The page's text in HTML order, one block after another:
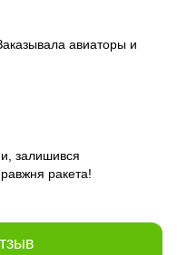
авиаторы и
залишився
ракета!